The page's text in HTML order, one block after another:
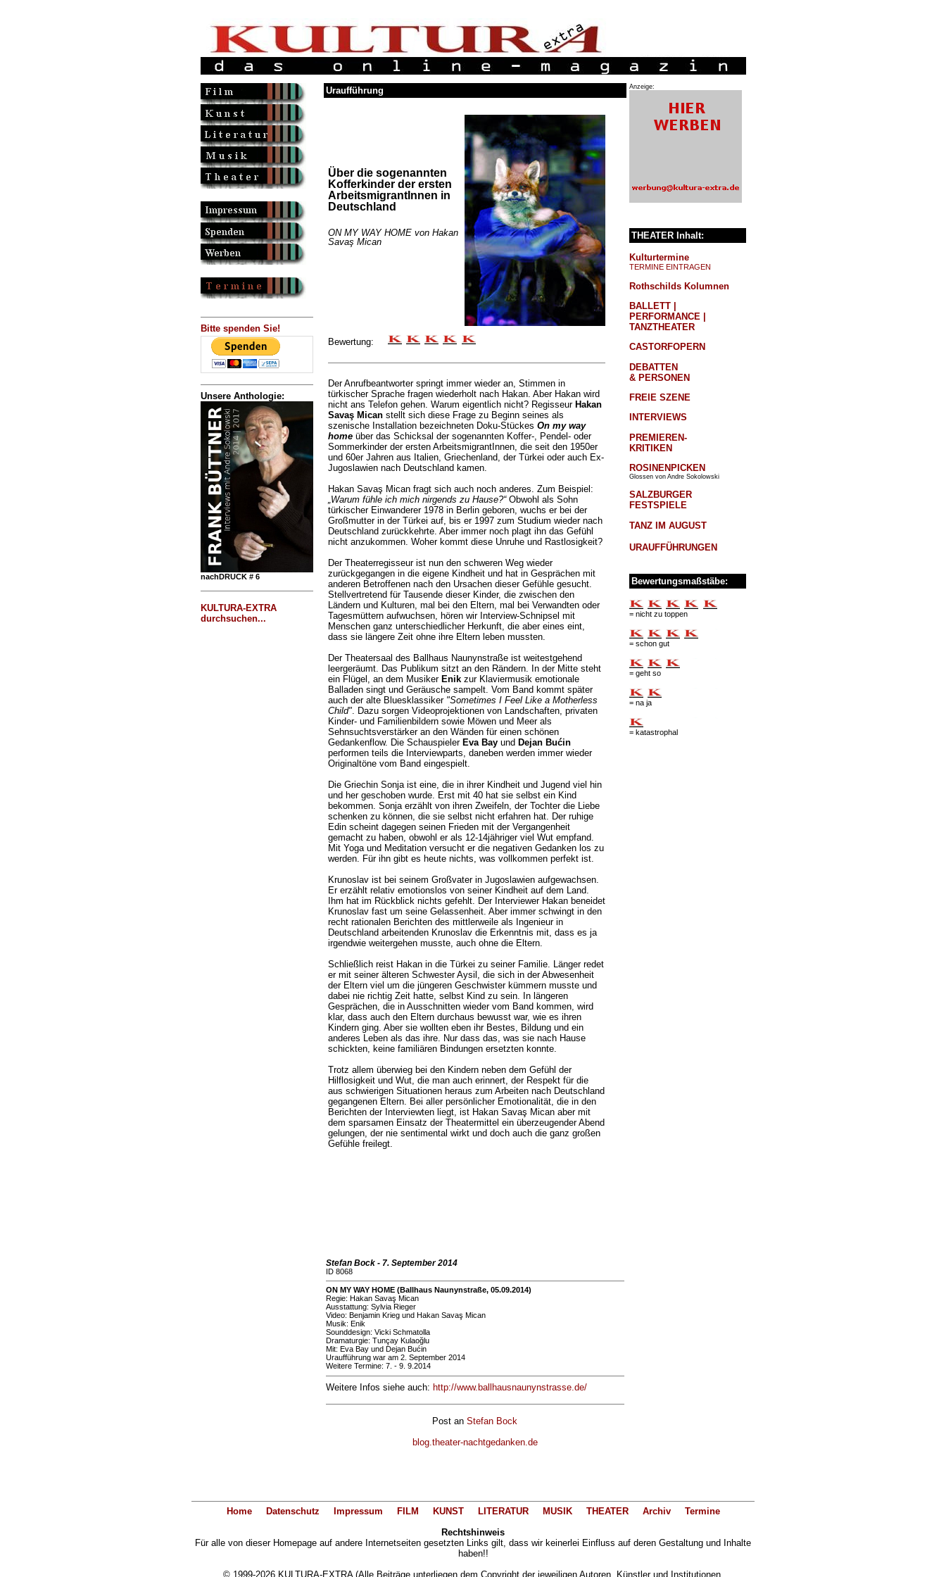
Bitte spenden Sie!
Unsere Anthologie:
nachDRUCK # 6
KULTURA-EXTRA
durchsuchen...
Uraufführung
Über die sogenannten
Kofferkinder der ersten
ArbeitsmigrantInnen in
Deutschland
ON MY WAY HOME von Hakan
Savaş Mican
Bewertung:
Der Anrufbeantworter springt immer wieder an, Stimmen in
türkischer Sprache fragen wiederholt nach Hakan. Aber Hakan wird
nicht ans Telefon gehen. Warum eigentlich nicht? Regisseur Hakan
Savaş Micanstellt sich diese Frage zu Beginn seines als
szenische Installation bezeichneten Doku-Stückes On my way
homeüber das Schicksal der sogenannten Koffer-, Pendel- oder
Sommerkinder der ersten ArbeitsmigrantInnen, die seit den 1950er
und 60er Jahren aus Italien, Griechenland, der Türkei oder auch Ex-
Jugoslawien nach Deutschland kamen.
Hakan Savaş Mican fragt sich auch noch anderes. Zum Beispiel:
„Warum fühle ich mich nirgends zu Hause?“Obwohl als Sohn
türkischer Einwanderer 1978 in Berlin geboren, wuchs er bei der
Großmutter in der Türkei auf, bis er 1997 zum Studium wieder nach
Deutschland zurückkehrte. Aber immer noch plagt ihn das Gefühl
nicht anzukommen. Woher kommt diese Unruhe und Rastlosigkeit?
Der Theaterregisseur ist nun den schweren Weg wieder
zurückgegangen in die eigene Kindheit und hat in Gesprächen mit
anderen Betroffenen nach den Ursachen dieser Gefühle gesucht.
Stellvertretend für Tausende dieser Kinder, die zwischen den
Ländern und Kulturen, mal bei den Eltern, mal bei Verwandten oder
Tagesmüttern aufwuchsen, hören wir Interview-Schnipsel mit
Menschen ganz unterschiedlicher Herkunft, die aber eines eint,
dass sie längere Zeit ohne ihre Eltern leben mussten.
Der Theatersaal des Ballhaus Naunynstraße ist weitestgehend
leergeräumt. Das Publikum sitzt an den Rändern. In der Mitte steht
ein Flügel, an dem Musiker Enikzur Klaviermusik emotionale
Balladen singt und Geräusche sampelt. Vom Band kommt später
auch der alte Bluesklassiker "Sometimes I Feel Like a Motherless
Child". Dazu sorgen Videoprojektionen von Landschaften, privaten
Kinder- und Familienbildern sowie Möwen und Meer als
Sehnsuchtsverstärker an den Wänden für einen schönen
Gedankenflow. Die Schauspieler Eva Bayund Dejan Bućin
performen teils die Interviewparts, daneben werden immer wieder
Originaltöne vom Band eingespielt.
Die Griechin Sonja ist eine, die in ihrer Kindheit und Jugend viel hin
und her geschoben wurde. Erst mit 40 hat sie selbst ein Kind
bekommen. Sonja erzählt von ihren Zweifeln, der Tochter die Liebe
schenken zu können, die sie selbst nicht erfahren hat. Der ruhige
Edin scheint dagegen seinen Frieden mit der Vergangenheit
gemacht zu haben, obwohl er als 12-14jähriger viel Wut empfand.
Mit Yoga und Meditation versucht er die negativen Gedanken los zu
werden. Für ihn gibt es heute nichts, was vollkommen perfekt ist.
Krunoslav ist bei seinem Großvater in Jugoslawien aufgewachsen.
Er erzählt relativ emotionslos von seiner Kindheit auf dem Land.
Ihm hat im Rückblick nichts gefehlt. Der Interviewer Hakan beneidet
Krunoslav fast um seine Gelassenheit. Aber immer schwingt in den
recht rationalen Berichten des mittlerweile als Ingenieur in
Deutschland arbeitenden Krunoslav die Erkenntnis mit, dass es ja
irgendwie weitergehen musste, auch ohne die Eltern.
Schließlich reist Hakan in die Türkei zu seiner Familie. Länger redet
er mit seiner älteren Schwester Aysil, die sich in der Abwesenheit
der Eltern viel um die jüngeren Geschwister kümmern musste und
dabei nie richtig Zeit hatte, selbst Kind zu sein. In längeren
Gesprächen, die in Ausschnitten wieder vom Band kommen, wird
klar, dass auch den Eltern durchaus bewusst war, wie es ihren
Kindern ging. Aber sie wollten eben ihr Bestes, Bildung und ein
anderes Leben als das ihre. Nur dass das, was sie nach Hause
schickten, keine familiären Bindungen ersetzten konnte.
Trotz allem überwieg bei den Kindern neben dem Gefühl der
Hilflosigkeit und Wut, die man auch erinnert, der Respekt für die
aus schwierigen Situationen heraus zum Arbeiten nach Deutschland
gegangenen Eltern. Bei aller persönlicher Emotionalität, die in den
Berichten der Interviewten liegt, ist Hakan Savaş Mican aber mit
dem sparsamen Einsatz der Theatermittel ein überzeugender Abend
gelungen, der nie sentimental wirkt und doch auch die ganz großen
Gefühle freilegt.
Stefan Bock - 7. September 2014
ID 8068
ON MY WAY HOME (Ballhaus Naunynstraße, 05.09.2014)
Regie: Hakan Savaş Mican
Ausstattung: Sylvia Rieger
Video: Benjamin Krieg und Hakan Savaş Mican
Musik: Enik
Sounddesign: Vicki Schmatolla
Dramaturgie: Tunçay Kulaoğlu
Mit: Eva Bay und Dejan Bućin
Uraufführung war am 2. September 2014
Weitere Termine: 7. - 9. 9.2014
Weitere Infos siehe auch: http://www.ballhausnaunynstrasse.de/
Post an Stefan Bock
blog.theater-nachtgedanken.de
Anzeige:
THEATER Inhalt:
Kulturtermine
TERMINE EINTRAGEN
Rothschilds Kolumnen
BALLETT |
PERFORMANCE |
TANZTHEATER
CASTORFOPERN
DEBATTEN
& PERSONEN
FREIE SZENE
INTERVIEWS
PREMIEREN-
KRITIKEN
ROSINENPICKEN
Glossen von Andre Sokolowski
SALZBURGER
FESTSPIELE
TANZ IM AUGUST
URAUFFÜHRUNGEN
Bewertungsmaßstäbe:
= nicht zu toppen
= schon gut
= geht so
= na ja
= katastrophal
Home Datenschutz Impressum FILM KUNST LITERATUR MUSIK THEATER Archiv
Termine
Rechtshinweis
Für alle von dieser Homepage auf andere Internetseiten gesetzten Links gilt, dass wir keinerlei Einfluss auf deren Gestaltung und Inhalte
haben!!
© 1999-2026 KULTURA-EXTRA (Alle Beiträge unterliegen dem Copyright der jeweiligen Autoren, Künstler und Institutionen.